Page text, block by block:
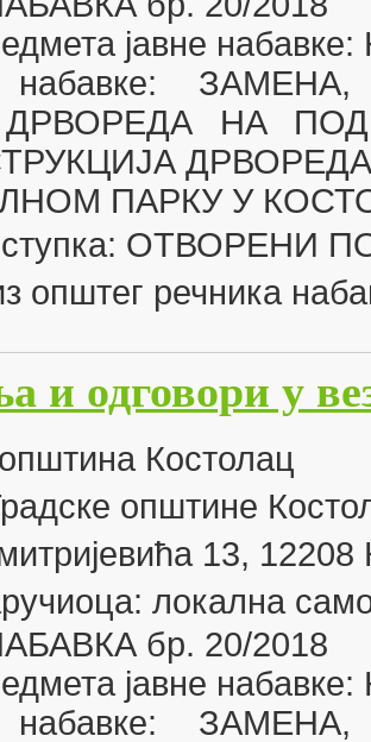
јавне
набавке: ЗАМЕНА,
НА
ПАРКУ У
ОТВОРЕНИ
општег речника
и одговори у
Костолац
општине
13, 12208
локална
бр. 20/2018
јавне
набавке: ЗАМЕНА,